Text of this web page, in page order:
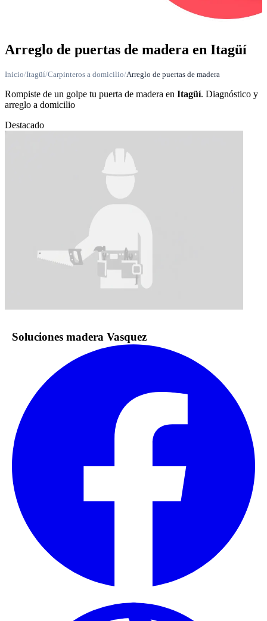
Arreglo de puertas de madera en Itagüí
Inicio/Itagüí/Carpinteros a domicilio/Arreglo de puertas de madera
Rompiste de un golpe tu puerta de madera en Itagüí. Diagnóstico y
arreglo a domicilio
Destacado
Soluciones madera Vasquez